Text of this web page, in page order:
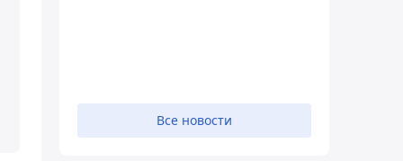
Все новости